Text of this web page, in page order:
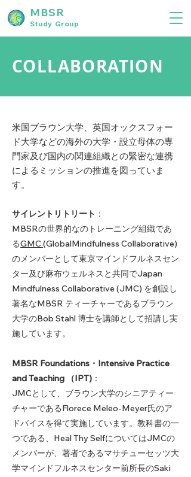
Study Group
MBSR
COLLABORATION
米国ブラウン大学、英国オックスフォー
ド大学などの海外の大学・設立母体の専
門家及び国内の関連組織との緊密な連携
によるミッションの推進を図っていま
す。
サイレントリトリート ：
MBSRの世界的なのトレーニング組織であ
るGMC (GlobalMindfulness Collaborative)
のメンバーとして東京マインドフルネスセン
ター及び麻布ウェルネスと共同でJapan
Mindfulness Collaborative (JMC) を創設し
著名なMBSR ティーチャーであるブラウン
大学のBob Stahl 博士を講師として招請し実
施しています。
MBSR Foundations・Intensive Practice
and Teaching （IPT) ：
JMCとして、ブラウン大学のシニアティー
チャーであるFlorece Meleo-Meyer氏のア
ドバイスを得て実施しています。教科書の一
つである、Heal Thy SelfについてはJMCの
メンバーが、著者であるマサチューセッツ大
学マインドフルネスセンター前所長のSaki